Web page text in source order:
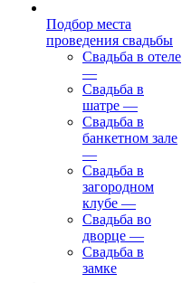
Подбор места
проведения свадьбы
Свадьба в отеле
—
Свадьба в
шатре —
Свадьба в
банкетном зале
—
Свадьба в
загородном
клубе —
Свадьба во
дворце —
Свадьба в
замке